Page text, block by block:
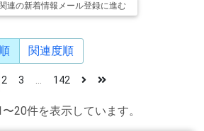
関連の新着情報メール登録に進む
関連度順
20件を表示しています。
2 3 142